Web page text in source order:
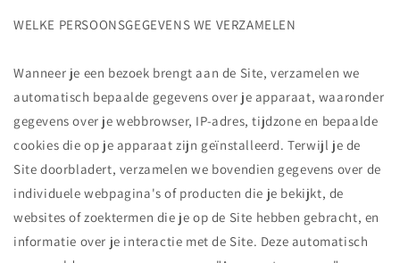
WELKE PERSOONSGEGEVENS WE VERZAMELEN
Wanneer je een bezoek brengt aan de Site, verzamelen we
automatisch bepaalde gegevens over je apparaat, waaronder
gegevens over je webbrowser, IP-adres, tijdzone en bepaalde
cookies die op je apparaat zijn geïnstalleerd. Terwijl je de
Site doorbladert, verzamelen we bovendien gegevens over de
individuele webpagina's of producten die je bekijkt, de
websites of zoektermen die je op de Site hebben gebracht, en
informatie over je interactie met de Site. Deze automatisch